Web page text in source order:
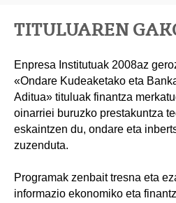
TITULUAREN
Enpresa Institutuak 2008az
«Ondare Kudeaketako eta
Aditua» tituluak finantza
oinarriei buruzko prestakuntza
eskaintzen du, ondare eta
zuzenduta.
Programak zenbait tresna eta
informazio ekonomiko eta